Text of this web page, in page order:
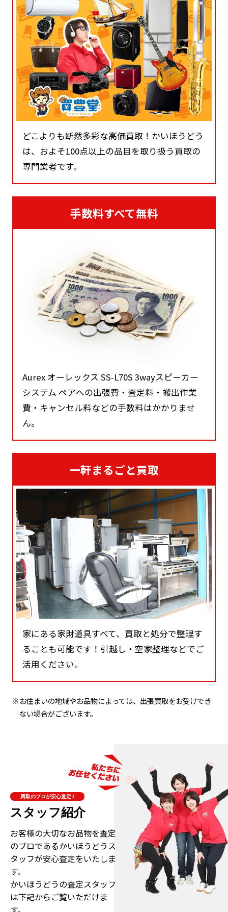
どこよりも断然多彩な高価買取！かいほうどう
は、およそ100点以上の品目を取り扱う買取の
専門業者です。
手数料すべて無料
Aurex オーレックス SS-L70S 3wayスピーカー
システム ペアへの出張費・査定料・搬出作業
費・キャンセル料などの手数料はかかりませ
ん。
一軒まるごと買取
家にある家財道具すべて、買取と処分で整理す
ることも可能です！引越し・空家整理などでご
活用ください。
※お住まいの地域やお品物によっては、出張買取をお受けでき
ない場合がございます。
買取のプロが安心査定!!
スタッフ紹介
お客様の大切なお品物を査定
のプロであるかいほうどうス
タッフが安心査定をいたしま
す。
かいほうどうの査定スタッフ
は下記からご覧いただけま
す。